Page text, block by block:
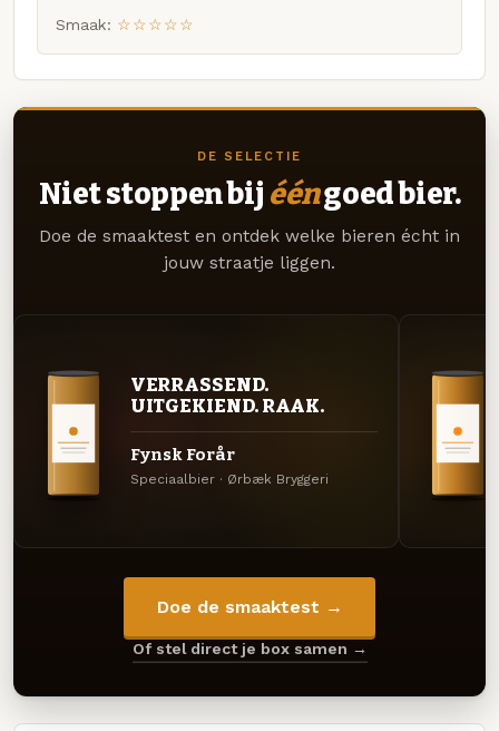
Smaak: ☆☆☆☆☆
DE SELECTIE
Niet stoppen bij ééngoed bier.
Doe de smaaktest en ontdek welke bieren écht in
jouw straatje liggen.
VERRASSEND.
UITGEKIEND. RAAK.
Fynsk Forår
Speciaalbier · Ørbæk Bryggeri
Doe de smaaktest →
Of stel direct je box samen →